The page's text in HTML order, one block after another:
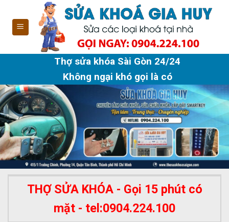
content
Thợ sửa khóa Sài Gòn 24/24
Không ngại khó gọi là có
THỢ SỬA KHÓA - Gọi 15 phút có
mặt - tel:0904.224.100